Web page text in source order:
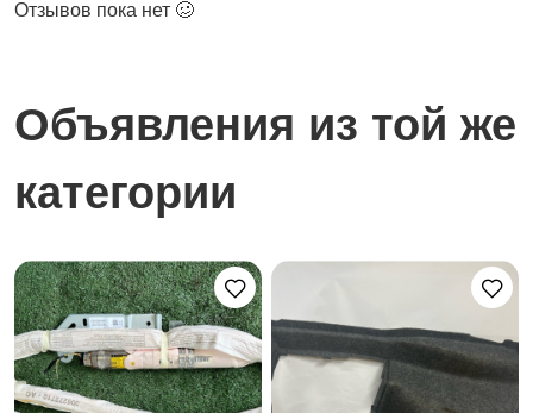
Отзывов пока нет 🥴
Объявления из той же
категории